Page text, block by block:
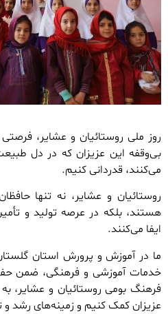
روز ملی روستائیان و عشایر،
بی‌وقفه این عزیزان که در دل
می‌کنند، قدردانی کنیم.
روستائیان و عشایر، نه تنها
هستند، بلکه در عرصه تولید و
ایفا می‌کنند.
ما در آموزش و پرورش استان
خدمات آموزشی و فرهنگی، ضمن
فرهنگ بومی روستائیان و عشایر،
عزیزان کمک کنیم و زمینه‌های رشد و